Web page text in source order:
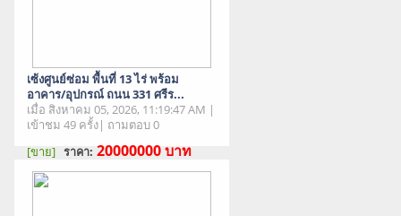
เซ้งศูนย์ซ่อม พื้นที่ 13 ไร่ พร้อม
อาคาร/อุปกรณ์ ถนน 331 ศรีร...
เมื่อ สิงหาคม 05, 2026, 11:19:47 AM |
เข้าชม 49 ครั้ง| ถามตอบ 0
[ขาย] ราคา: 20000000บาท